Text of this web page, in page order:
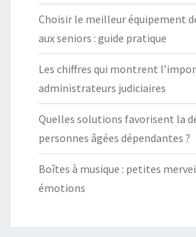
Choisir le meilleur équipement
aux seniors : guide pratique
Les chiffres qui montrent
administrateurs judiciaires
Quelles solutions favorisent la
personnes âgées dépendantes ?
Boîtes à musique : petites
émotions